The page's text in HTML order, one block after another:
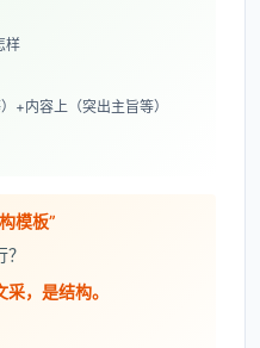
样
+内容上（突出主旨等）
模板”
，是结构。